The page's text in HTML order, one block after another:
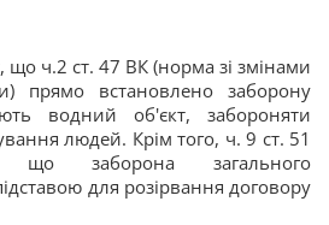
що ч.2 ст. 47 ВК (норма зі змінами
прямо встановлено заборону
водний об'єкт, забороняти
людей. Крім того, ч. 9 ст. 51
що заборона загального
для розірвання договору